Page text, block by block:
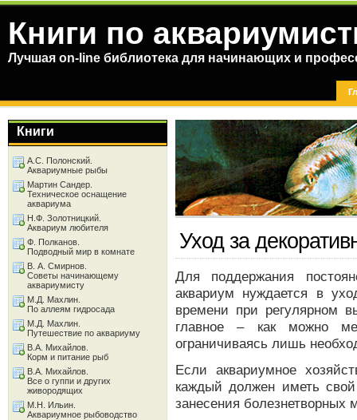
Книги по
Лучшая on-line библиотека для начинающих и
Уход за
Для поддержания
аквариум нуждается в
времени при регулярном
главное – как можно
ограничиваясь лишь
Если аквариумное
каждый должен иметь
занесения болезнетворных
Книги
А.С. Полонский.
Аквариумные рыбы
Мартин Сандер.
Техническое оснащение
аквариума
Н.Ф. Золотницкий.
Аквариум любителя
Ф. Полканов.
Подводный мир в комнате
В. А. Смирнов.
Советы начинающему
аквариумисту
М.Д. Махлин.
По аллеям гидросада
М.Д. Махлин.
Путешествие по аквариуму
В.А. Михайлов.
Корм и питание рыб
В.А. Михайлов.
Все о гуппи и других
живородящих
М.Н. Ильин.
Аквариумное рыбоводство